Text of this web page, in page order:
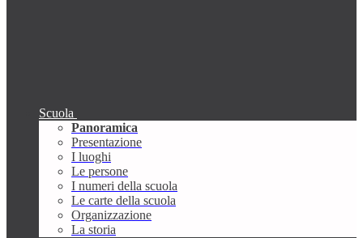
Scuola
Panoramica
Presentazione
I luoghi
Le persone
I numeri della scuola
Le carte della scuola
Organizzazione
La storia